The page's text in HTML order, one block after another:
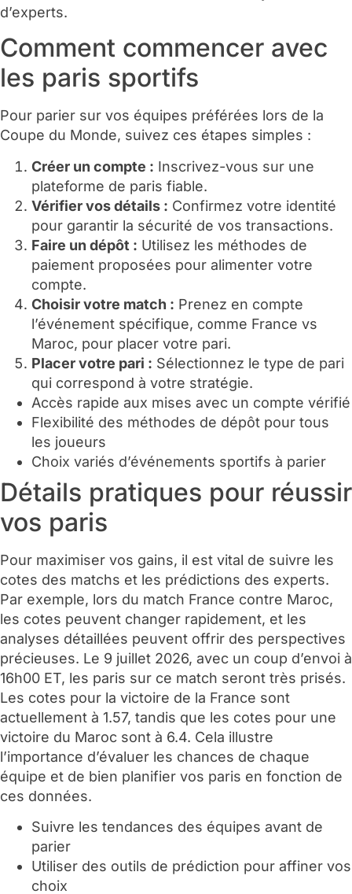
d’experts.
Comment commencer avec
les paris sportifs
Pour parier sur vos équipes préférées lors de la
Coupe du Monde, suivez ces étapes simples :
Créer un compte : Inscrivez-vous sur une
plateforme de paris fiable.
Vérifier vos détails : Confirmez votre identité
pour garantir la sécurité de vos transactions.
Faire un dépôt : Utilisez les méthodes de
paiement proposées pour alimenter votre
compte.
Choisir votre match : Prenez en compte
l’événement spécifique, comme France vs
Maroc, pour placer votre pari.
Placer votre pari : Sélectionnez le type de pari
qui correspond à votre stratégie.
Accès rapide aux mises avec un compte vérifié
Flexibilité des méthodes de dépôt pour tous
les joueurs
Choix variés d’événements sportifs à parier
Détails pratiques pour réussir
vos paris
Pour maximiser vos gains, il est vital de suivre les
cotes des matchs et les prédictions des experts.
Par exemple, lors du match France contre Maroc,
les cotes peuvent changer rapidement, et les
analyses détaillées peuvent offrir des perspectives
précieuses. Le 9 juillet 2026, avec un coup d’envoi à
16h00 ET, les paris sur ce match seront très prisés.
Les cotes pour la victoire de la France sont
actuellement à 1.57, tandis que les cotes pour une
victoire du Maroc sont à 6.4. Cela illustre
l’importance d’évaluer les chances de chaque
équipe et de bien planifier vos paris en fonction de
ces données.
Suivre les tendances des équipes avant de
parier
Utiliser des outils de prédiction pour affiner vos
choix